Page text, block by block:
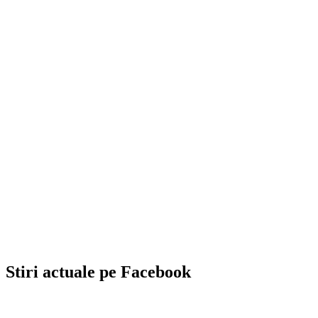
Stiri actuale pe Facebook